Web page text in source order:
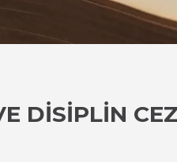
DISIPLIN